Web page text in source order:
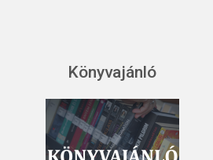
Könyvajánló